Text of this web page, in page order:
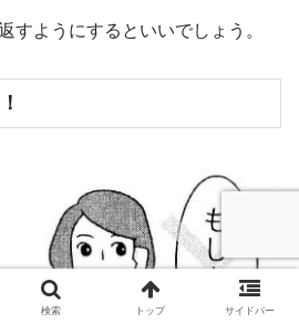
すようにするといいでしょう。
検索 トップ サイドバー